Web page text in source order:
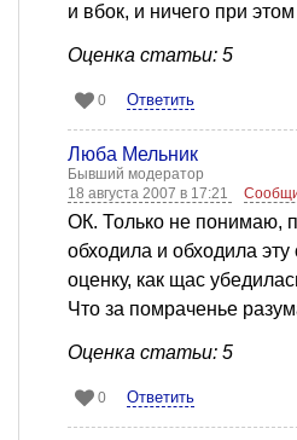
и вбок, и ничего при
Оценка статьи: 5
0 Ответить
Люба Мельник
Бывший модератор
18 августа 2007 в 17:21
ОК. Только не понимаю,
обходила и обходила эту
оценку, как щас
Что за помраченье
Оценка статьи: 5
0 Ответить